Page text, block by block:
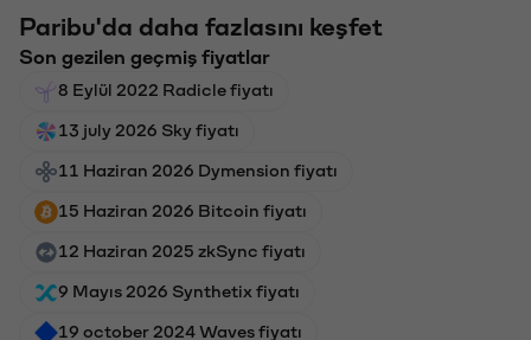
Paribu'da daha fazlasını keşfet
Son gezilen geçmiş fiyatlar
8 Eylül 2022 Radicle fiyatı
13 july 2026 Sky fiyatı
11 Haziran 2026 Dymension fiyatı
15 Haziran 2026 Bitcoin fiyatı
12 Haziran 2025 zkSync fiyatı
9 Mayıs 2026 Synthetix fiyatı
19 october 2024 Waves fiyatı